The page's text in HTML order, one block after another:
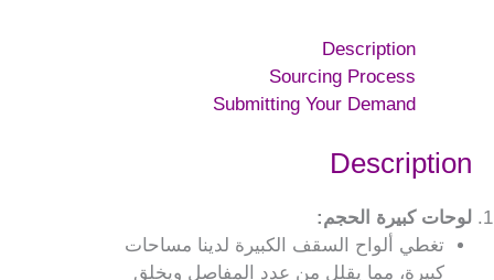
Description
Sourcing Process
Submitting Your Demand
Description
لوحات كبيرة الحجم:
تغطي ألواح السقف الكبيرة لدينا مساحات
كبيرة، مما يقلل من عدد المفاصل ويخلق